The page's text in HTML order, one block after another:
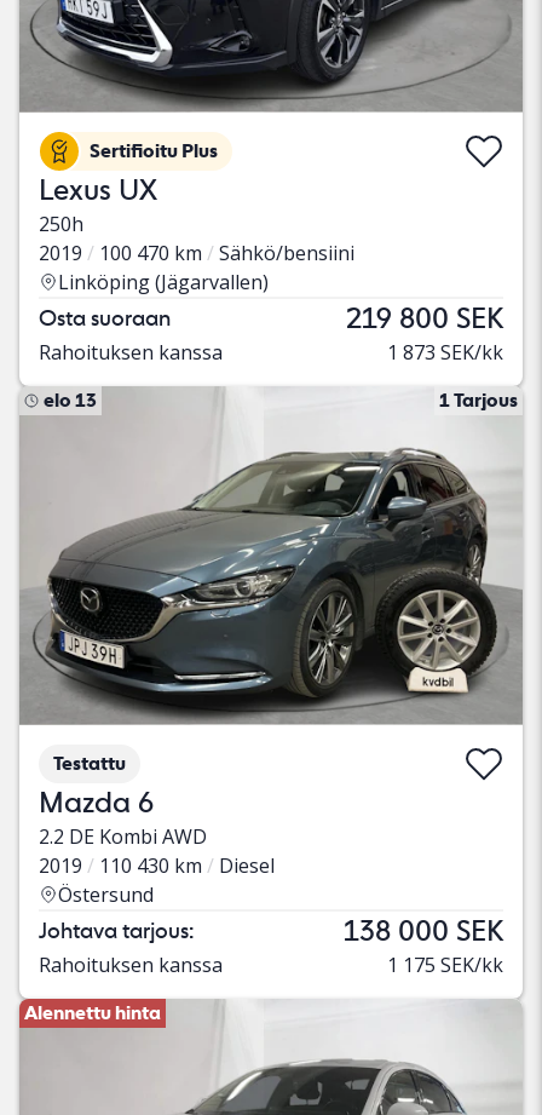
Sertifioitu Plus
Lexus UX
250h
2019
100 470 km
Sähkö/bensiini
Linköping (Jägarvallen)
Osta suoraan 219 800 SEK
Rahoituksen kanssa 1 873 SEK/kk
elo 13 1 Tarjous
Testattu
Mazda 6
2.2 DE Kombi AWD
2019
110 430 km
Diesel
Östersund
Johtava tarjous: 138 000 SEK
Rahoituksen kanssa 1 175 SEK/kk
Alennettu hinta